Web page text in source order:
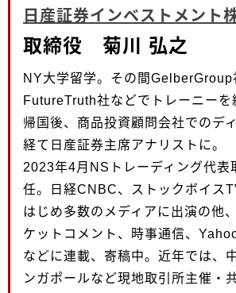
日産証券インベストメント
取締役 菊川 弘之
NY大学留学。その間GelberGroup
FutureTruth社などでトレーニーを
帰国後、商品投資顧問会社でのデ
経て日産証券主席アナリストに。
2023年4月NSトレーディング代表
任。日経CNBC、ストックボイス
はじめ多数のメディアに出演の他
ケットコメント、時事通信、
などに連載、寄稿中。近年では、
ンガポールなど現地取引所主催・